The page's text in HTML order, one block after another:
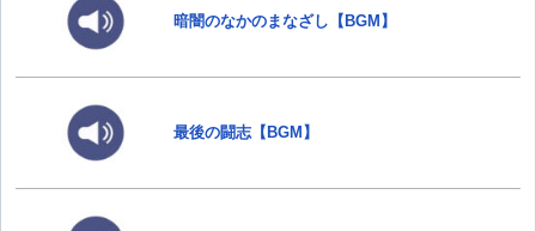
暗闇のなかのまなざし【BGM】
最後の闘志【BGM】